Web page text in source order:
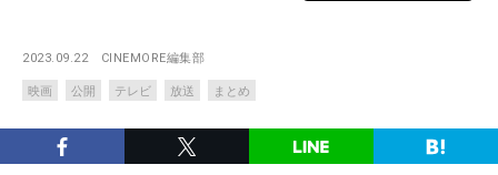
2023.09.22 CINEMORE編集部
映画 公開 テレビ 放送 まとめ